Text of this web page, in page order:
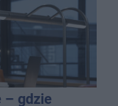
– gdzie